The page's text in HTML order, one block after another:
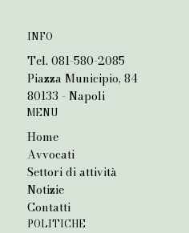
INFO
Tel. 081-580-2085
Piazza Municipio, 84
80133 - Napoli
MENU
Home
Avvocati
Settori di attività
Notizie
Contatti
POLITICHE